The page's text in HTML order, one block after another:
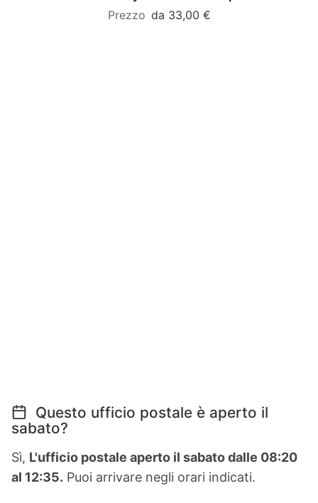
da 33,00 €
Questo ufficio postale è aperto il
sabato?
Sì, L'ufficio postale aperto il sabato dalle 08:20
al 12:35. Puoi arrivare negli orari indicati.